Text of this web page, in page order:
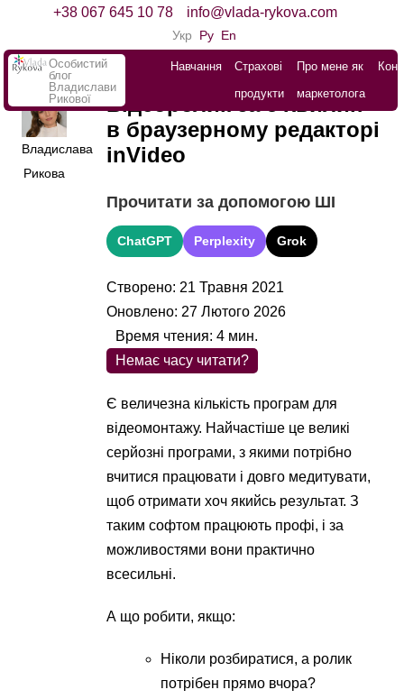
+38 067 645 10 78 info@vlada-rykova.com
Укр Ру En
Особистий
блог
Владислави
Рикової
Навчання
Страхові
продукти
Про мене як
маркетолога
Владислава
Рикова
Відеоролик за 5 хвилин
в браузерному редакторі
inVideo
Прочитати за допомогою ШІ
ChatGPT Perplexity Grok
Створено: 21 Травня 2021
Оновлено: 27 Лютого 2026
Немає часу читати?
Время чтения:4 мин.
Є величезна кількість програм для
відеомонтажу. Найчастіше це великі
серйозні програми, з якими потрібно
вчитися працювати і довго медитувати,
щоб отримати хоч якийсь результат. З
таким софтом працюють профі, і за
можливостями вони практично
всесильні.
А що робити, якщо:
Ніколи розбиратися, а ролик
потрібен прямо вчора?